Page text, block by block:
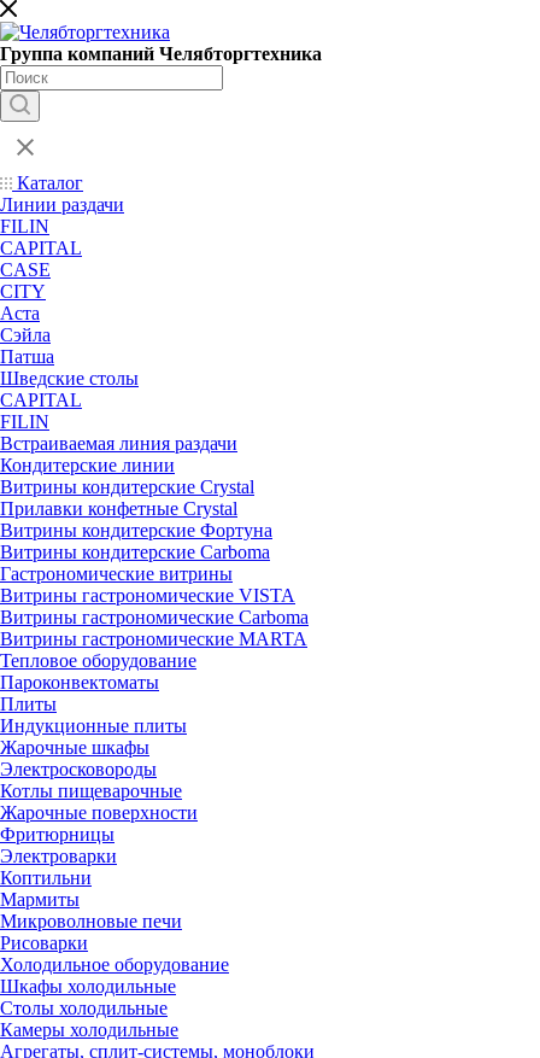
Группа компаний Челябторгтехника
Каталог
Линии раздачи
FILIN
CAPITAL
CASE
CITY
Аста
Сэйла
Патша
Шведские столы
CAPITAL
FILIN
Встраиваемая линия раздачи
Кондитерские линии
Витрины кондитерские Crystal
Прилавки конфетные Crystal
Витрины кондитерские Фортуна
Витрины кондитерские Carboma
Гастрономические витрины
Витрины гастрономические VISTA
Витрины гастрономические Carboma
Витрины гастрономические MARTA
Тепловое оборудование
Пароконвектоматы
Плиты
Индукционные плиты
Жарочные шкафы
Электросковороды
Котлы пищеварочные
Жарочные поверхности
Фритюрницы
Электроварки
Коптильни
Мармиты
Микроволновые печи
Рисоварки
Холодильное оборудование
Шкафы холодильные
Столы холодильные
Камеры холодильные
Агрегаты, сплит-системы, моноблоки